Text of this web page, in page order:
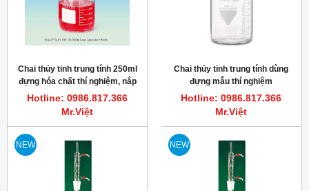
Chai thủy tinh trung tính 250ml
đựng hóa chất thí nghiệm, nắp
xanh GL45 PP
Hotline: 0986.817.366
Mr.Việt
Chai thủy tinh trung tính dùng
đựng mẫu thí nghiệm
Hotline: 0986.817.366
Mr.Việt
NEW NEW